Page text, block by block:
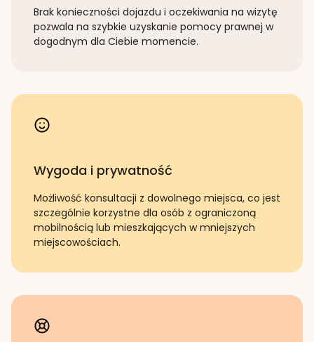
Brak konieczności dojazdu i oczekiwania na wizytę
pozwala na szybkie uzyskanie pomocy prawnej w
dogodnym dla Ciebie momencie.
Wygoda i prywatność
Możliwość konsultacji z dowolnego miejsca, co jest
szczególnie korzystne dla osób z ograniczoną
mobilnością lub mieszkających w mniejszych
miejscowościach.